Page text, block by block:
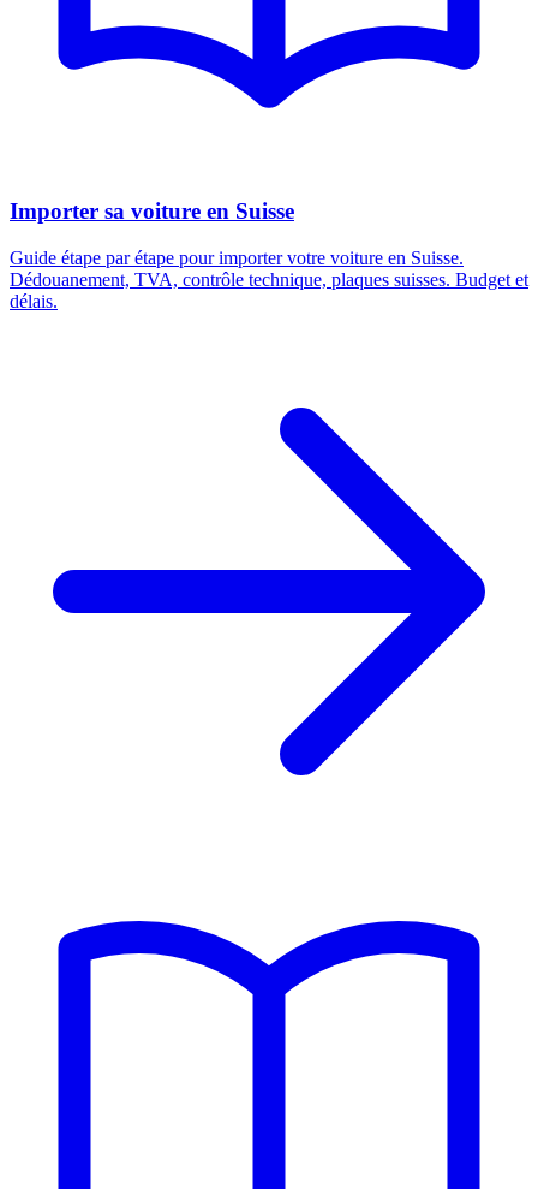
Importer sa voiture en Suisse
Guide étape par étape pour importer votre voiture en Suisse.
Dédouanement, TVA, contrôle technique, plaques suisses. Budget et
délais.